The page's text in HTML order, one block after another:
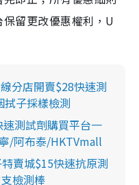
留更改優惠權利，U
分店開賣$28快速測
拭子採樣檢測
速測試劑購買平台一
/阿布泰/HKTVmall
賣城$15快速抗原測
檢測棒